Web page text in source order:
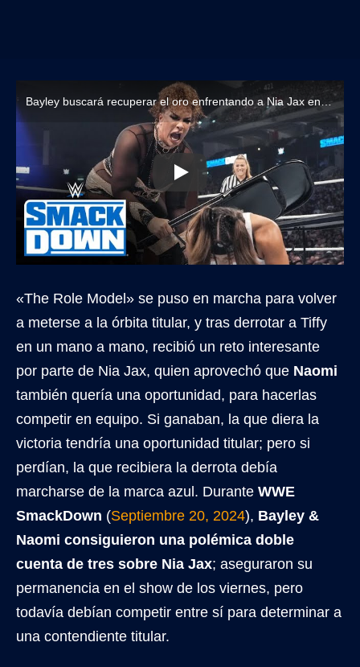
Bayley buscará recuperar el oro enfrentando a Nia Jax en WWE Bad Blood 2024
«The Role Model» se puso en marcha para volver
a meterse a la órbita titular, y tras derrotar a Tiffy
en un mano a mano, recibió un reto interesante
por parte de Nia Jax, quien aprovechó que Naomi
también quería una oportunidad, para hacerlas
competir en equipo. Si ganaban, la que diera la
victoria tendría una oportunidad titular; pero si
perdían, la que recibiera la derrota debía
marcharse de la marca azul. Durante WWE
SmackDown (Septiembre 20, 2024), Bayley &
Naomi consiguieron una polémica doble
cuenta de tres sobre Nia Jax; aseguraron su
permanencia en el show de los viernes, pero
todavía debían competir entre sí para determinar a
una contendiente titular.